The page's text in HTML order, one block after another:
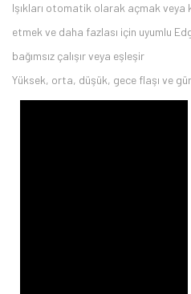
Işıkları otomatik olarak açmak veya
etmek ve daha fazlası için uyumlu
bağımsız çalışır veya eşleşir
Yüksek, orta, düşük, gece flaşı ve